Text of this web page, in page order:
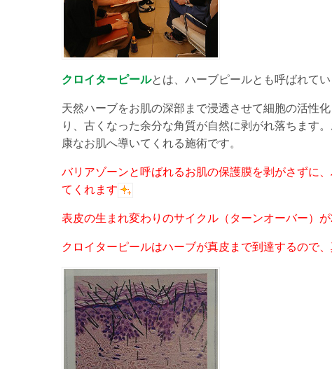
クロイターピールとは、ハーブピールとも呼ばれて
天然ハーブをお肌の深部まで浸透させて細胞の活性
り、古くなった余分な角質が自然に剥がれ落ちます
康なお肌へ導いてくれる施術です。
バリアゾーンと呼ばれるお肌の保護膜を剥がさずに
てくれます
表皮の生まれ変わりのサイクル（ターンオーバー）
クロイターピールはハーブが真皮まで到達するので